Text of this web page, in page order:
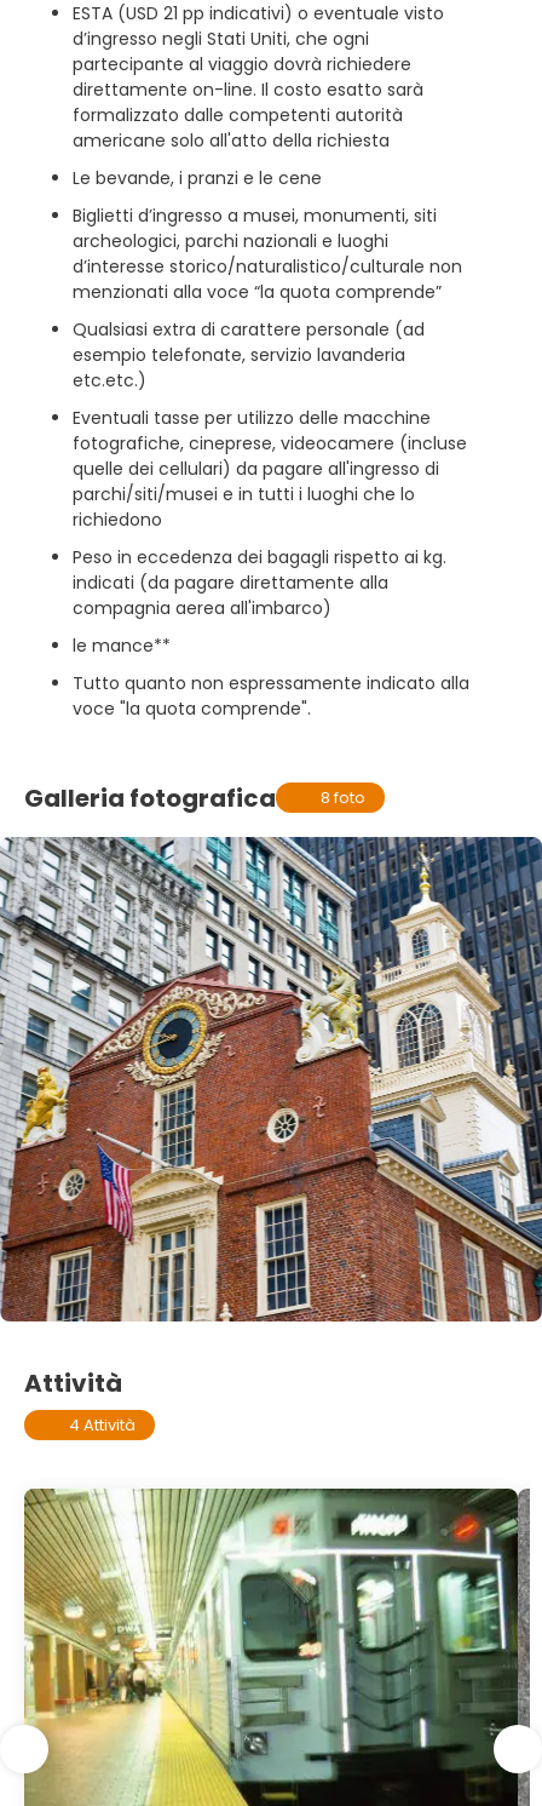
ESTA (USD 21 pp indicativi) o eventuale visto
d’ingresso negli Stati Uniti, che ogni
partecipante al viaggio dovrà richiedere
direttamente on-line. Il costo esatto sarà
formalizzato dalle competenti autorità
americane solo all'atto della richiesta
Le bevande, i pranzi e le cene
Biglietti d’ingresso a musei, monumenti, siti
archeologici, parchi nazionali e luoghi
d’interesse storico/naturalistico/culturale non
menzionati alla voce “la quota comprende”
Qualsiasi extra di carattere personale (ad
esempio telefonate, servizio lavanderia
etc.etc.)
Eventuali tasse per utilizzo delle macchine
fotografiche, cineprese, videocamere (incluse
quelle dei cellulari) da pagare all'ingresso di
parchi/siti/musei e in tutti i luoghi che lo
richiedono
Peso in eccedenza dei bagagli rispetto ai kg.
indicati (da pagare direttamente alla
compagnia aerea all'imbarco)
le mance**
Tutto quanto non espressamente indicato alla
voce "la quota comprende".
Galleria fotografica 8 foto
Attività
4 Attività